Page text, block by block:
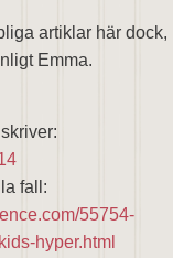
artiklar här dock,
Emma.
skriver:
fall:
55754-
hyper.html